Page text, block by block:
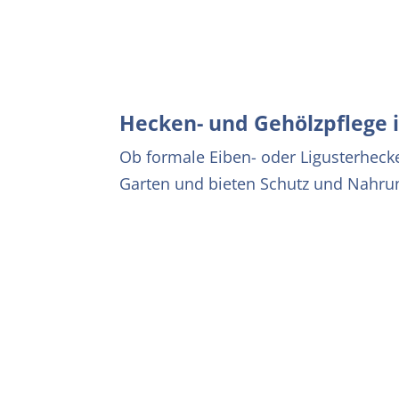
Hecken- und
Ob formale Eiben- oder
Garten und bieten Schutz und